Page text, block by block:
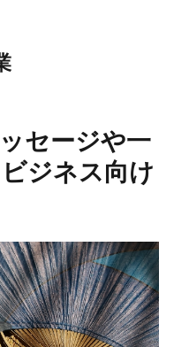
セージや一
ジネス向け